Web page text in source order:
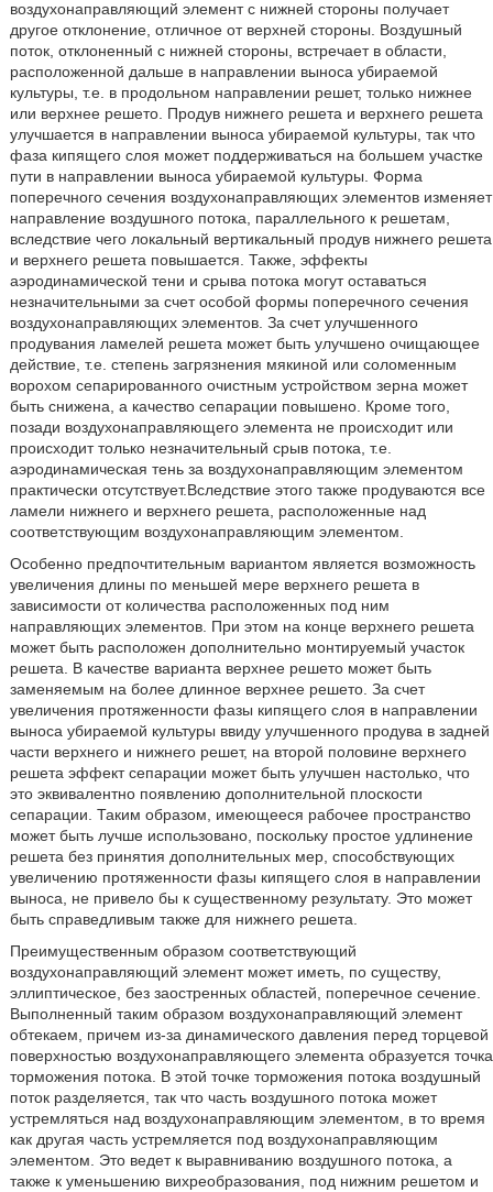
воздухонаправляющий элемент с нижней стороны получает
другое отклонение, отличное от верхней стороны. Воздушный
поток, отклоненный с нижней стороны, встречает в области,
расположенной дальше в направлении выноса убираемой
культуры, т.е. в продольном направлении решет, только нижнее
или верхнее решето. Продув нижнего решета и верхнего решета
улучшается в направлении выноса убираемой культуры, так что
фаза кипящего слоя может поддерживаться на большем участке
пути в направлении выноса убираемой культуры. Форма
поперечного сечения воздухонаправляющих элементов изменяет
направление воздушного потока, параллельного к решетам,
вследствие чего локальный вертикальный продув нижнего решета
и верхнего решета повышается. Также, эффекты
аэродинамической тени и срыва потока могут оставаться
незначительными за счет особой формы поперечного сечения
воздухонаправляющих элементов. За счет улучшенного
продувания ламелей решета может быть улучшено очищающее
действие, т.е. степень загрязнения мякиной или соломенным
ворохом сепарированного очистным устройством зерна может
быть снижена, а качество сепарации повышено. Кроме того,
позади воздухонаправляющего элемента не происходит или
происходит только незначительный срыв потока, т.е.
аэродинамическая тень за воздухонаправляющим элементом
практически отсутствует.Вследствие этого также продуваются все
ламели нижнего и верхнего решета, расположенные над
соответствующим воздухонаправляющим элементом.
Особенно предпочтительным вариантом является возможность
увеличения длины по меньшей мере верхнего решета в
зависимости от количества расположенных под ним
направляющих элементов. При этом на конце верхнего решета
может быть расположен дополнительно монтируемый участок
решета. В качестве варианта верхнее решето может быть
заменяемым на более длинное верхнее решето. За счет
увеличения протяженности фазы кипящего слоя в направлении
выноса убираемой культуры ввиду улучшенного продува в задней
части верхнего и нижнего решет, на второй половине верхнего
решета эффект сепарации может быть улучшен настолько, что
это эквивалентно появлению дополнительной плоскости
сепарации. Таким образом, имеющееся рабочее пространство
может быть лучше использовано, поскольку простое удлинение
решета без принятия дополнительных мер, способствующих
увеличению протяженности фазы кипящего слоя в направлении
выноса, не привело бы к существенному результату. Это может
быть справедливым также для нижнего решета.
Преимущественным образом соответствующий
воздухонаправляющий элемент может иметь, по существу,
эллиптическое, без заостренных областей, поперечное сечение.
Выполненный таким образом воздухонаправляющий элемент
обтекаем, причем из-за динамического давления перед торцевой
поверхностью воздухонаправляющего элемента образуется точка
торможения потока. В этой точке торможения потока воздушный
поток разделяется, так что часть воздушного потока может
устремляться над воздухонаправляющим элементом, в то время
как другая часть устремляется под воздухонаправляющим
элементом. Это ведет к выравниванию воздушного потока, а
также к уменьшению вихреобразования, под нижним решетом и